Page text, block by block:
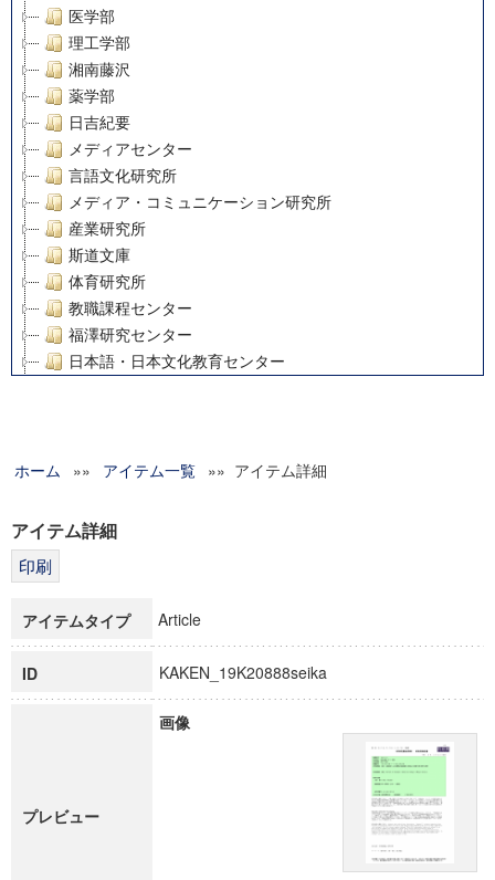
医学部
理工学部
湘南藤沢
薬学部
日吉紀要
メディアセンター
言語文化研究所
メディア・コミュニケーション研究所
産業研究所
斯道文庫
体育研究所
教職課程センター
福澤研究センター
日本語・日本文化教育センター
グローバルリサーチインスティテュート
科学研究費補助金研究成果報告書
博士課程教育リーディングプログラム「超成熟社会発展のサ
ホーム »» アイテム一覧 »» アイテム詳細
アイテム詳細
アイテムタイプ Article
ID KAKEN_19K20888seika
プレビュー
画像